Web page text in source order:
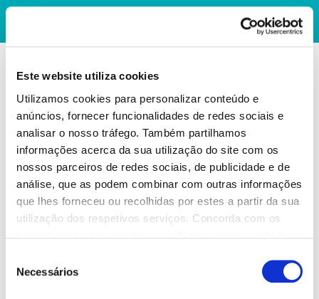
Este website utiliza cookies
Utilizamos cookies para personalizar conteúdo e
anúncios, fornecer funcionalidades de redes sociais e
analisar o nosso tráfego. Também partilhamos
informações acerca da sua utilização do site com os
nossos parceiros de redes sociais, de publicidade e de
análise, que as podem combinar com outras informações
que lhes forneceu ou recolhidas por estes a partir da sua
utilização dos respetivos serviços. Concorda com os
Necessários